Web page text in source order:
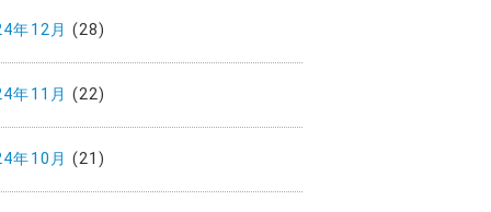
年12月 (28)
年11月 (22)
年10月 (21)